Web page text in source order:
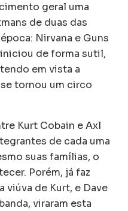
geral uma
de duas das
Nirvana e Guns
iniciou de forma sutil,
em vista a
tornou um circo
Kurt Cobain eAxl
de cada uma
suas famílias, o
Porém, já faz
viúva de Kurt, e Dave
viraram esta